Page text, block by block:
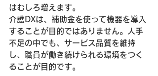
はむしろ増えます。
介護DXは、補助金を使って機器を導入
することが目的ではありません。人手
不足の中でも、サービス品質を維持
し、職員が働き続けられる環境をつく
ることが目的です。